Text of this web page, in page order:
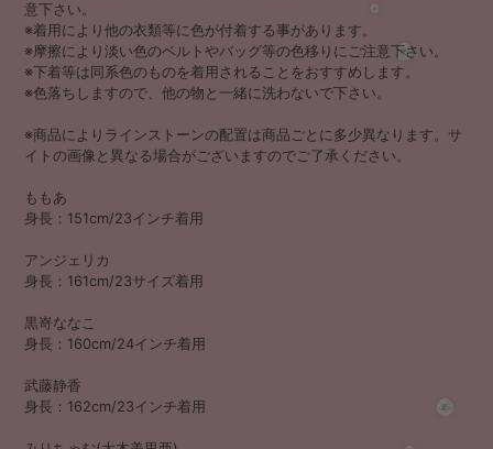
意下さい。
※着用により他の衣類等に色が付着する事があります。
※摩擦により淡い色のベルトやバッグ等の色移りにご注意下さい。
※下着等は同系色のものを着用されることをおすすめします。
※色落ちしますので、他の物と一緒に洗わないで下さい。
※商品によりラインストーンの配置は商品ごとに多少異なります。サ
イトの画像と異なる場合がございますのでご了承ください。
ももあ
身長：151cm/23インチ着用
アンジェリカ
身長：161cm/23サイズ着用
黒嵜ななこ
身長：160cm/24インチ着用
武藤静香
身長：162cm/23インチ着用